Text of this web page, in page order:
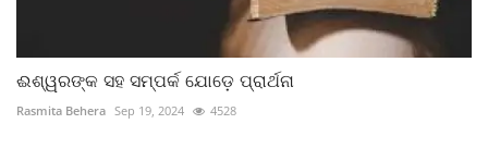
ଈଶ୍ୱରଙ୍କ ସହ ସମ୍ପର୍କ ଯୋଡ଼େ ପ୍ରାର୍ଥନା
Rasmita Behera Sep 19, 2024 4528